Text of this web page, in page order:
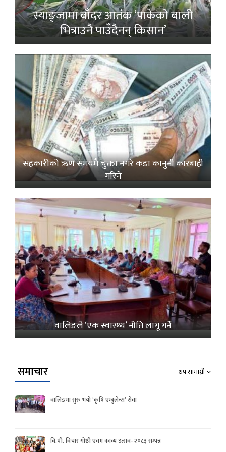
स्याङ्जामा बाँदर आतंक ‘पाकेको बाली
भित्राउनै पाउँदैनन् किसान’
सहकारीको ऋण समयमै चुक्ता नगरे कडा कानुनी कारबाही
गरिने
वालिङले ‘एक स्वास्थ्य’ नीति लागू गर्ने
समाचार थप सामाग्री
वालिङमा सुरु भयो ‘कृषि एम्बुलेन्स’ सेवा
बि.पी. विचार गोष्ठी एवम काव्य उत्सव- २०८३ सम्पन्न